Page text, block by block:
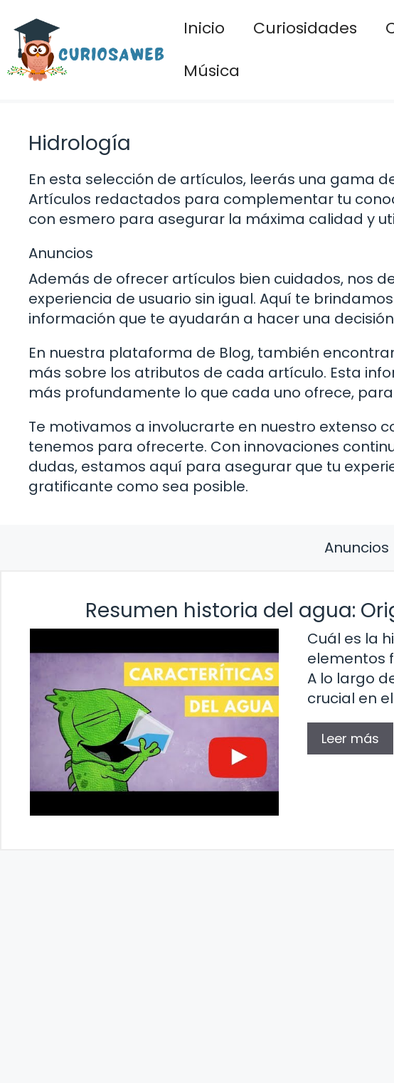
contenido
Inicio Curiosidades
Música
Hidrología
En esta selección de artículos, leerás una gama
Artículos redactados para complementar tu
con esmero para asegurar la máxima calidad y
Anuncios
Además de ofrecer artículos bien cuidados, nos
experiencia de usuario sin igual. Aquí te
información que te ayudarán a hacer una
En nuestra plataforma de Blog, también
más sobre los atributos de cada artículo. Esta
más profundamente lo que cada uno ofrece,
Te motivamos a involucrarte en nuestro extenso
tenemos para ofrecerte. Con innovaciones
dudas, estamos aquí para asegurar que tu
gratificante como sea posible.
Anuncios
Resumen historia del agua:
Cuál es la
elementos
A lo largo
crucial en
Leer más